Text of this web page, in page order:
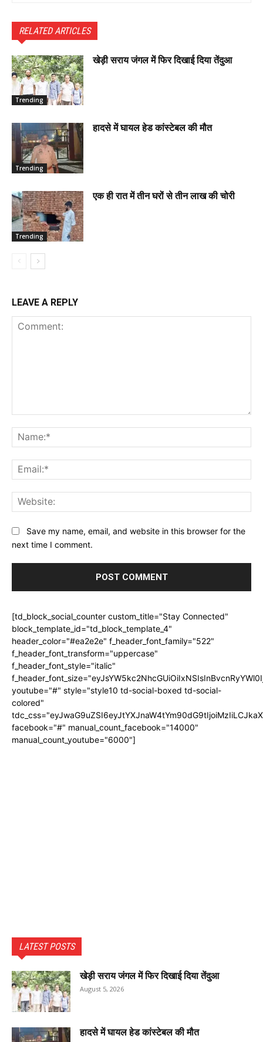
RELATED ARTICLES
Trending
खेड़ी सराय जंगल में फिर दिखाई दिया तेंदुआ
Trending
हादसे में घायल हेड कांस्टेबल की मौत
Trending
एक ही रात में तीन घरों से तीन लाख की चोरी
LEAVE A REPLY
Save my name, email, and website in this browser for the
next time I comment.
[td_block_social_counter custom_title="Stay Connected"
block_template_id="td_block_template_4"
header_color="#ea2e2e" f_header_font_family="522"
f_header_font_transform="uppercase"
f_header_font_style="italic"
youtube="#" style="style10 td-social-boxed td-social-
colored"
facebook="#" manual_count_facebook="14000"
manual_count_youtube="6000"]
LATEST POSTS
खेड़ी सराय जंगल में फिर दिखाई दिया तेंदुआ
August 5, 2026
हादसे में घायल हेड कांस्टेबल की मौत